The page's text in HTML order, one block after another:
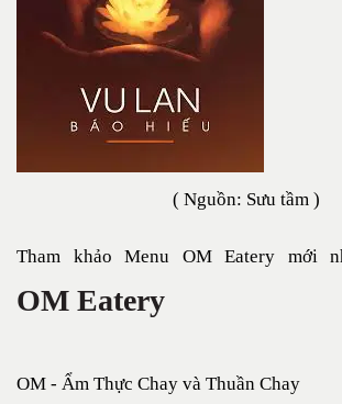
( Nguồn: Sưu tầm )
Tham khảo Menu OM Eatery mới
OM Eatery
OM - Ẩm Thực Chay và Thuần Chay